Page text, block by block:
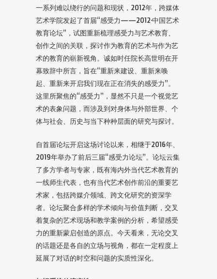
一系列难以绕行的问题和现状，2012年，跨媒体
艺术学院发起了首届“感受力——2012·中国艺术
教育论坛”，试图重新梳理感受力与艺术教育、
创作之间的关联，探讨作为教育的艺术与作为艺
术的教育的崭新视角。诚如时任院长高世明在开
幕致辞中所言，旨在“重新来建设、重新来唤
起、重新来开启我们现在正在消失的感受力”。
这里所聚焦的“感受力”，显然不只是一个视觉艺
术的表象问题，而涉及到对身体与外部世界、个
体与社会、历史与当下种种层面的研究与探讨。
自首届论坛开启这场讨论以来，相继于2016年、
2019年举办了前后三届“感受力论坛”。论坛云集
了多方学者与专家，既有海内外当代艺术教育的
一线师生代表，也有当代艺术创作前沿的重要艺
术家，包括跨媒介领域、跨文化研究的资深学
者。论坛聚合多样的学术倾向与价值判断，交叉
着复杂的艺术现场和教学案例的分析，希望感受
力的重新蒙启创造的原点。今天看来，无论交叉
的话题还是各自的立场与视角，都在一定程度上
延展了对话的时空和问题的实质性深化。